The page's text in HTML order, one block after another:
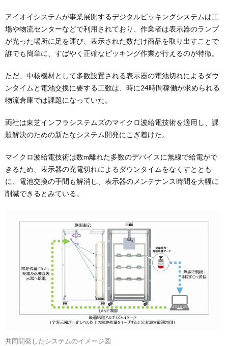
アイオイシステムが事業展開するデジタルピッキングシステムは工
場や物流センターなどで利用されており、作業者は表示器のランプ
が光った場所に足を運び、表示された数だけ商品を取り出すことで
誰でも簡単に、すばやく正確なピッキング作業が行えるのが特徴。
ただ、中核機材として多数設置される表示器の電池切れによるダウ
ンタイムと電池交換に要する工数は、時に24時間稼働が求められる
物流倉庫では課題になっていた。
両社は東芝インフラシステムズのマイクロ波給電技術を適用し、課
題解決のための新たなシステム開発にこぎ着けた。
マイクロ波給電技術は数m離れた多数のデバイスに無線で給電がで
きるため、表示器の充電切れによるダウンタイムをなくすととも
に、電池交換の手間も解消し、表示器のメンテナンス時間を大幅に
削減できるとみている。
共同開発したシステムのイメージ図